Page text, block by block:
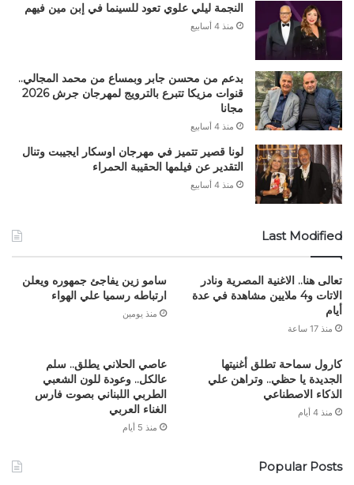
النجمة ليلي علوي تعود للسينما في إبن مين فيهم
منذ 4 أسابيع
بدعم من محسن جابر وبمساع من محمد المجالي..
قنوات مزيكا تتبرع بالترويج لمهرجان جرش 2026
مجانا
منذ 4 أسابيع
لونا قصير تتميز في مهرجان اوسكار ايجيبت وتنال
التقدير عن فيلمها الحقيبة الحمراء
منذ 4 أسابيع
Last Modified
تعالى هنا.. الاغنية المصرية ونادر
الاتات و4 ملايين مشاهدة في عدة
أيام
منذ 17 ساعة
سامو زين يفاجئ جمهوره ويعلن
ارتباطه رسميا علي الهواء
منذ يومين
كارول سماحة تطلق أغنيتها
الجديدة يا حظي.. وتراهن علي
الذكاء الاصطناعي
منذ 4 أيام
عاصي الحلاني يطلق.. سلم
عالكل.. وعودة للون الشعبي
الطربي اللبناني بصوت فارس
الغناء العربي
منذ 5 أيام
Popular Posts